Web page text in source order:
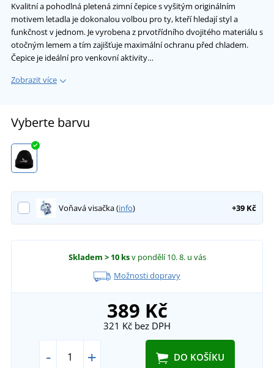
Kvalitní a pohodlná pletená zimní čepice s vyšitým originálním
motivem letadla je dokonalou volbou pro ty, kteří hledají styl a
funkčnost v jednom. Je vyrobena z prvotřídního dvojitého materiálu s
otočným lemem a tím zajišťuje maximální ochranu před chladem.
Čepice je ideální pro venkovní aktivity…
Zobrazit více
Vyberte barvu
Voňavá visačka (info) +39 Kč
Skladem > 10 ksv pondělí 10. 8. u vás
Možnosti dopravy
389 Kč
321 Kč bez DPH
- + DO KOŠÍKU